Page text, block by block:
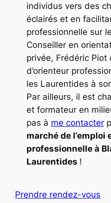
individus vers des
éclairés et en
professionnelle sur
Conseiller en
privée, Frédéric Piot
d’orienteur
les Laurentides à
Par ailleurs, il est
et formateur en
pas à me contacter
marché de l’emploi
professionnelle à
Laurentides !
Prendre rendez-vous